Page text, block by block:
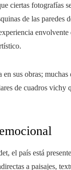
ciertas fotografías
de las paredes
sus obras; muchas
de cuadros vichy
el país está
a paisajes,